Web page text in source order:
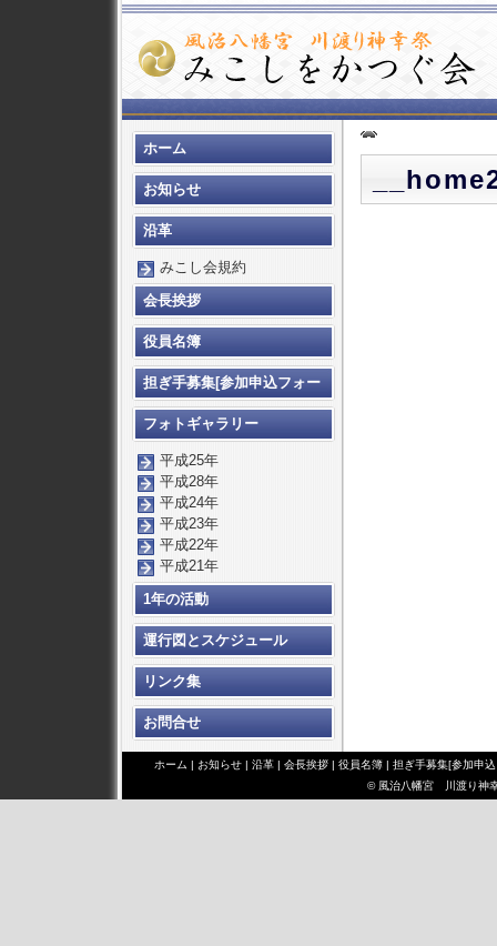
ホーム
お知らせ
沿革
みこし会規約
会長挨拶
役員名簿
担ぎ手募集[参加申込フォー
ム]
フォトギャラリー
平成25年
平成28年
平成24年
平成23年
平成22年
平成21年
1年の活動
運行図とスケジュール
リンク集
お問合せ
ホーム | お知らせ | 沿革 | 会長挨拶 | 役員名簿 | 担ぎ手募集[参加申
© 風治八幡宮 川渡り神